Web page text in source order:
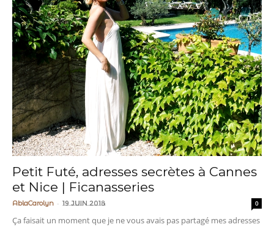
Petit Futé, adresses secrètes à Cannes
et Nice | Ficanasseries
AblaCarolyn - 19 juin 2018 0
Ça faisait un moment que je ne vous avais pas partagé mes adresses